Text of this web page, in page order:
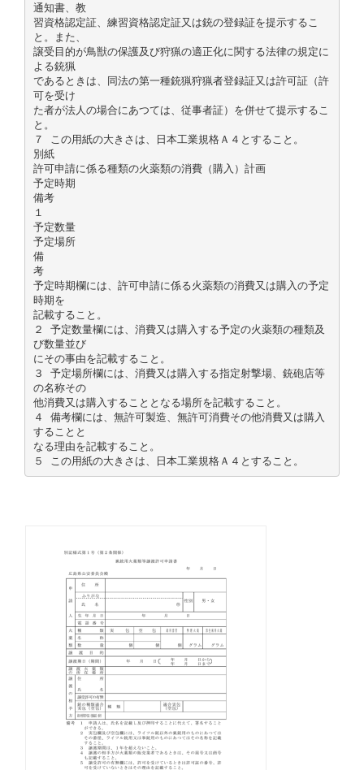
通知書、教
習資格認定証、練習資格認定証又は銃の登録証を提示するこ
と。また、
譲受目的が鳥獣の保護及び狩猟の適正化に関する法律の規定に
よる銃猟
であるときは、同法の第一種銃猟狩猟者登録証又は許可証（許
可を受け
た者が法人の場合にあつては、従事者証）を併せて提示するこ
と。
７ この用紙の大きさは、日本工業規格Ａ４とすること。
別紙
許可申請に係る種類の火薬類の消費（購入）計画
予定時期
備考
１
予定数量
予定場所
備
考
予定時期欄には、許可申請に係る火薬類の消費又は購入の予定
時期を
記載すること。
２ 予定数量欄には、消費又は購入する予定の火薬類の種類及
び数量並び
にその事由を記載すること。
３ 予定場所欄には、消費又は購入する指定射撃場、銃砲店等
の名称その
他消費又は購入することとなる場所を記載すること。
４ 備考欄には、無許可製造、無許可消費その他消費又は購入
することと
なる理由を記載すること。